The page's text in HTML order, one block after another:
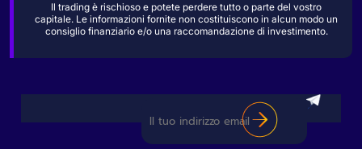
Il trading è rischioso e potete perdere tutto o parte del vostro
capitale. Le informazioni fornite non costituiscono in alcun modo un
consiglio finanziario e/o una raccomandazione di investimento.